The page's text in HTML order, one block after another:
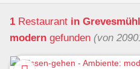
1 Restaurant in
modern gefunden (von